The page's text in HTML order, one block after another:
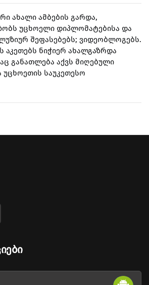
ახალი ამბების გარდა,
უცხოელი დიპლომატებისა და
შეფასებებს; ვიდეობლოგებს.
აკეთებს ნიჭიერ ახალგაზრდა
განათლება აქვს მიღებული
საუკეთესო